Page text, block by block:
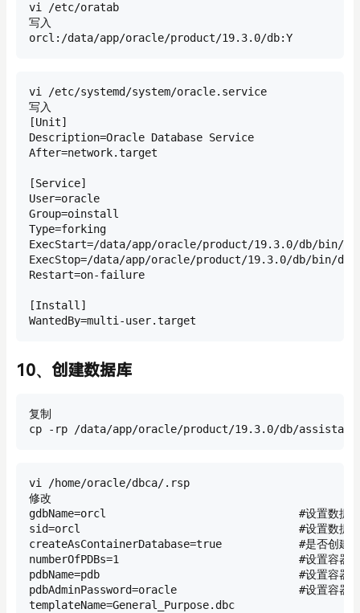
vi /etc/oratab
写入
orcl:/data/app/oracle/product/19.3.0/db:Y
vi /etc/systemd/system/oracle.service
写入
[Unit]
Description=Oracle Database Service
After=network.target
[Service]
User=oracle
Group=oinstall
Type=forking
ExecStart=/data/app/oracle/product/19.3.0/db/bin/
ExecStop=/data/app/oracle/product/19.3.0/db/bin/
Restart=on-failure
[Install]
WantedBy=multi-user.target
10、创建数据库
复制
cp -rp /data/app/oracle/product/19.3.0/db/
vi /home/oracle/dbca/.rsp
修改
gdbName=orcl                              #设置数据库
sid=orcl                                  #设置数据库
createAsContainerDatabase=true            #是否创建容
numberOfPDBs=1                            #设置容器数
pdbName=pdb                               #设置容器数
pdbAdminPassword=oracle                   #设置容器数
templateName=General_Purpose.dbc